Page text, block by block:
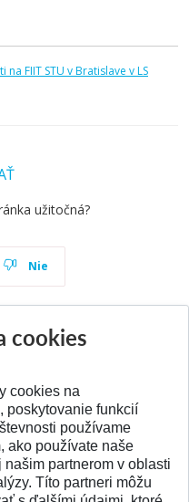
FIIT STU v Bratislave v LS
užitočná?
Nie
VRCH
cookies
cookies na
poskytovanie funkcií
používame
ako používate naše
partnerom v oblasti
Títo partneri môžu